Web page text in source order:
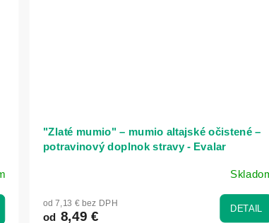
"Zlaté mumio" – mumio altajské očistené –
potravinový doplnok stravy - Evalar
produktu
od 7,13 € bez DPH
od 8,49 € DETAIL